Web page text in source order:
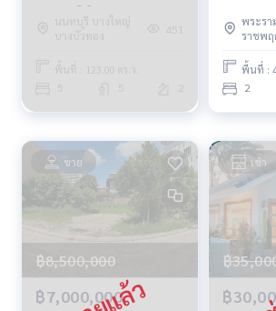
พระราม 5-2
นนทบุรี บางใหญ่
บางบัวทอง
451
พื้นที่ : 123.00 ตร.ว.
5 5 2
พระรา
ราชพฤ
พื้นที่ :
2
ขาย
฿8,500,000
฿7,000,000
เช่า
฿
฿